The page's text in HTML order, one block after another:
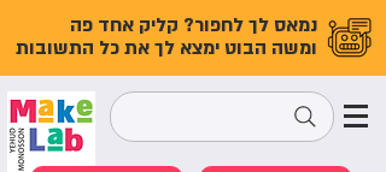
נמאס לך לחפור? קליק אחד פה
ומשה הבוט ימצא לך את כל התשובות